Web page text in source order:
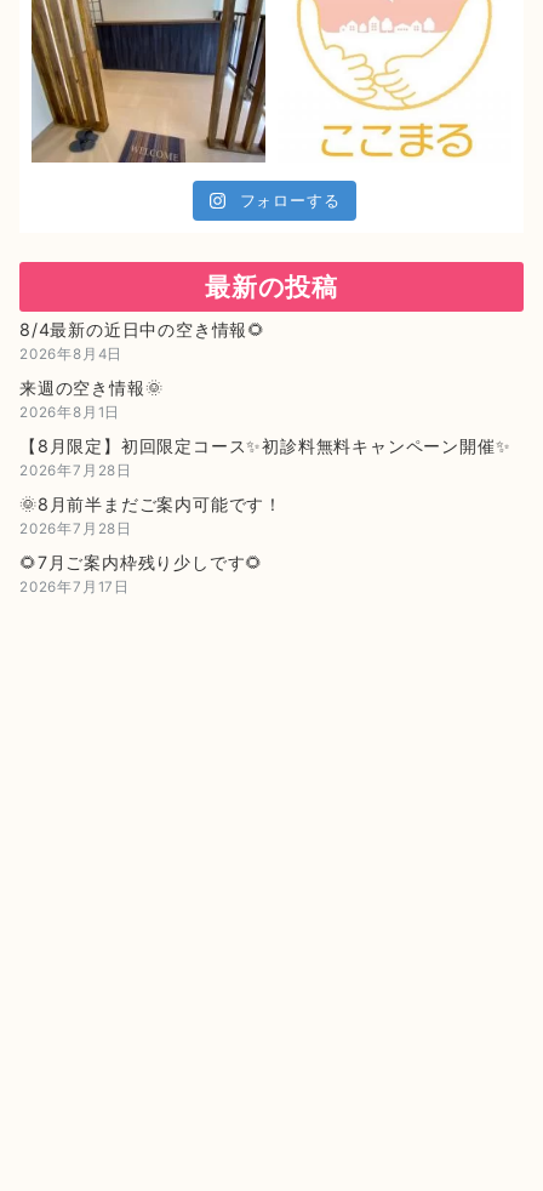
フォローする
最新の投稿
8/4最新の近日中の空き情報🌻
2026年8月4日
来週の空き情報🌞
2026年8月1日
【8月限定】初回限定コース✨初診料無料キャンペーン開催✨
2026年7月28日
🌞8月前半まだご案内可能です！
2026年7月28日
🌻7月ご案内枠残り少しです🌻
2026年7月17日